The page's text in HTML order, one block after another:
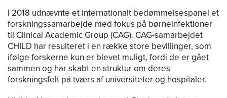
I 2018 udnævnte et internationalt bedømmelsespanel et
forskningssamarbejde med fokus på børneinfektioner
til Clinical Academic Group (CAG). CAG-samarbejdet
CHILD har resulteret i en række store bevillinger, som
ifølge forskerne kun er blevet muligt, fordi de er gået
sammen og har skabt en struktur om deres
forskningsfelt på tværs af universiteter og hospitaler.